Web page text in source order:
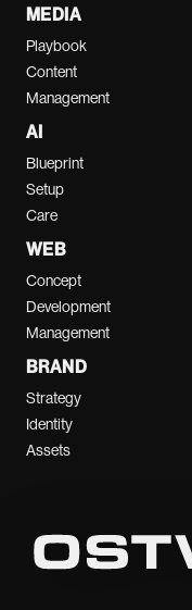
MEDIA
Playbook
Content
Management
AI
Blueprint
Setup
Care
WEB
Concept
Development
Management
BRAND
Strategy
Identity
Assets